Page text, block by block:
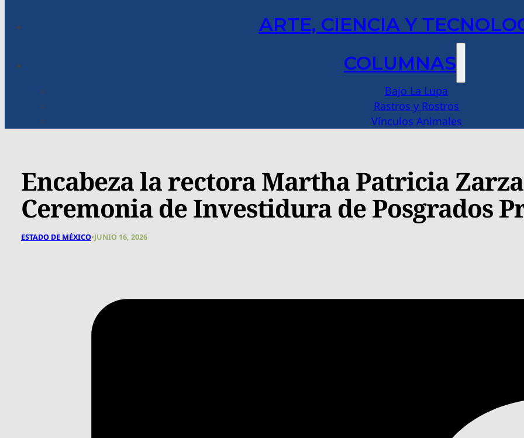
ARTE, CIENCIA Y
COLUMNAS
Bajo La Lupa
Rastros y Rostros
Vínculos Animales
Encabeza la rectora Martha Patricia
Ceremonia de Investidura de Posgrados
ESTADO DE MÉXICO•JUNIO 16, 2026